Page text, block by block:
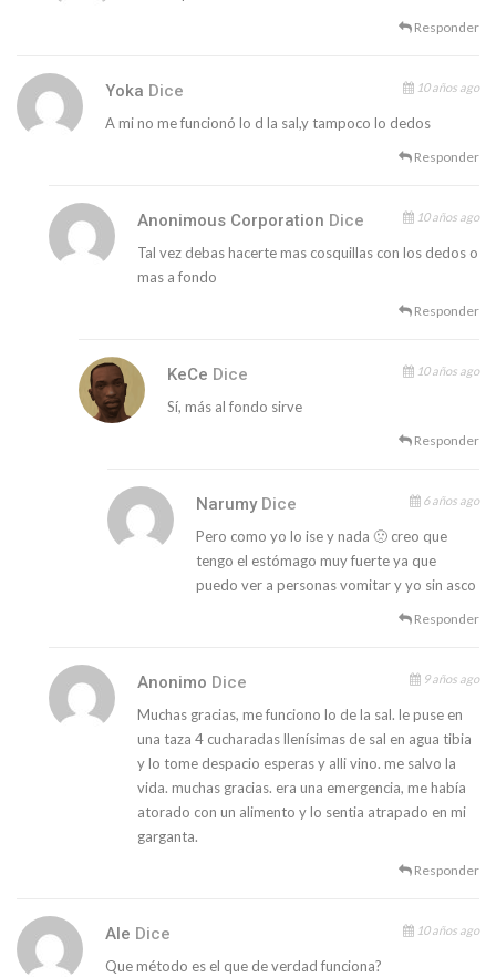
Responder
Yoka Dice 10 años ago
A mi no me funcionó lo d la sal,y tampoco lo dedos
Responder
Anonimous Corporation Dice 10 años ago
Tal vez debas hacerte mas cosquillas con los dedos o
mas a fondo
Responder
KeCe Dice 10 años ago
Sí, más al fondo sirve
Responder
Narumy Dice 6 años ago
Pero como yo lo ise y nada 🙁 creo que
tengo el estómago muy fuerte ya que
puedo ver a personas vomitar y yo sin asco
Responder
Anonimo Dice 9 años ago
Muchas gracias, me funciono lo de la sal. le puse en
una taza 4 cucharadas llenísimas de sal en agua tibia
y lo tome despacio esperas y alli vino. me salvo la
vida. muchas gracias. era una emergencia, me había
atorado con un alimento y lo sentia atrapado en mi
garganta.
Responder
Ale Dice 10 años ago
Que método es el que de verdad funciona?